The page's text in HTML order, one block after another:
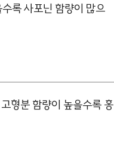
록 사포닌 함량이 많으
형분 함량이 높을수록 홍